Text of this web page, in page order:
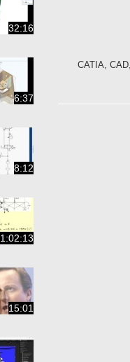
CATIA,
32:16
6:37
8:12
1:02:13
15:01